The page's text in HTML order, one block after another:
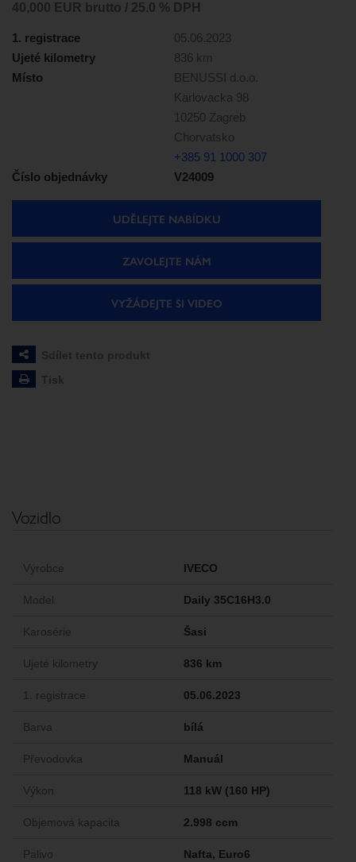
40,000 EUR brutto / 25.0 % DPH
1. registrace
05.06.2023
Ujeté kilometry
836 km
Místo
BENUSSI d.o.o.
Karlovacka 98
10250 Zagreb
Chorvatsko
+385 91 1000 307
Číslo objednávky
V24009
UDĚLEJTE NABÍDKU
ZAVOLEJTE NÁM
VYŽÁDEJTE SI VIDEO
Sdílet tento produkt
Tisk
Vozidlo
Výrobce IVECO
Model Daily 35C16H3.0
Karosérie Šasi
Ujeté kilometry 836 km
1. registrace 05.06.2023
Barva bílá
Převodovka Manuál
Výkon 118 kW (160 HP)
Objemová kapacita 2.998 ccm
Palivo Nafta, Euro6